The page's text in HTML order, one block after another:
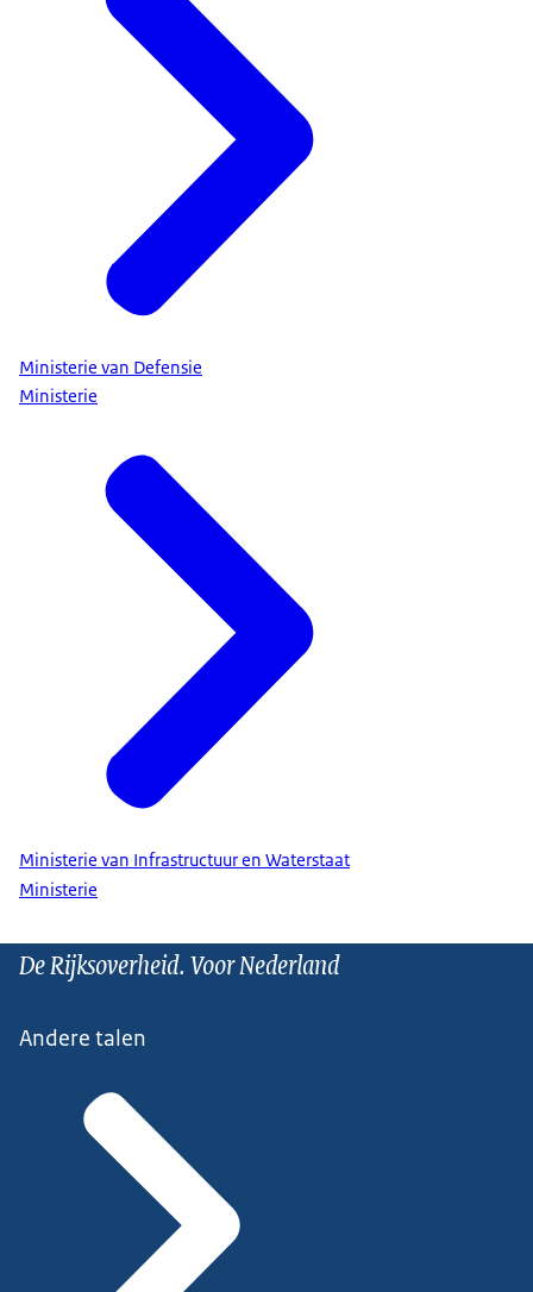
Ministerie van Defensie
Ministerie
Ministerie van Infrastructuur en Waterstaat
Ministerie
De Rijksoverheid. Voor Nederland
Andere talen